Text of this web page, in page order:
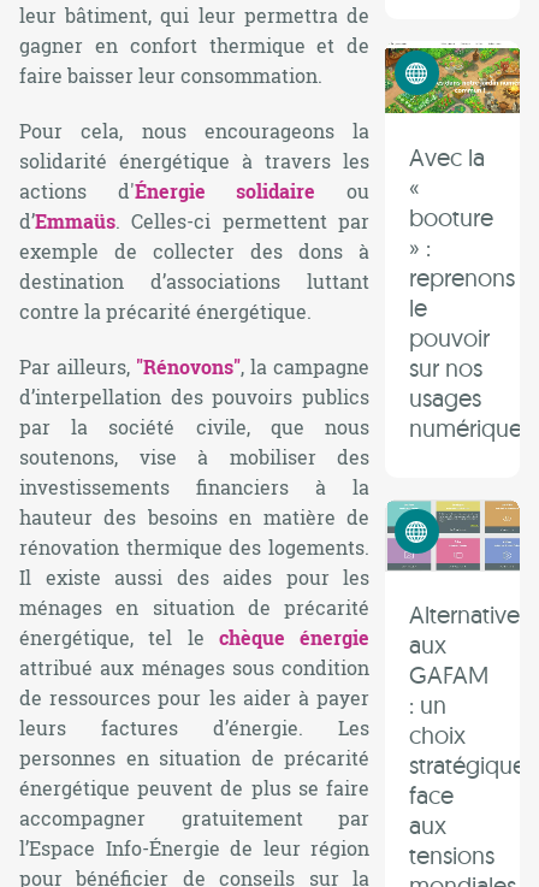
leur bâtiment, qui leur permettra de
gagner en confort thermique et de
faire baisser leur consommation.
Pour cela, nous encourageons la
solidarité énergétique à travers les
actions d'Énergie solidaire ou
d’Emmaüs. Celles-ci permettent par
exemple de collecter des dons à
destination d’associations luttant
contre la précarité énergétique.
Par ailleurs, "Rénovons", la campagne
d’interpellation des pouvoirs publics
par la société civile, que nous
soutenons, vise à mobiliser des
investissements financiers à la
hauteur des besoins en matière de
rénovation thermique des logements.
Il existe aussi des aides pour les
ménages en situation de précarité
énergétique, tel le chèque énergie
attribué aux ménages sous condition
de ressources pour les aider à payer
leurs factures d’énergie. Les
personnes en situation de précarité
énergétique peuvent de plus se faire
accompagner gratuitement par
l’Espace Info-Énergie de leur région
pour bénéficier de conseils sur la
Numérique éthique
Avec la
«
booture
» :
reprenons
le
pouvoir
sur nos
usages
numériques
Numérique éthique
Alternatives
aux
GAFAM
: un
choix
stratégique
face
aux
tensions